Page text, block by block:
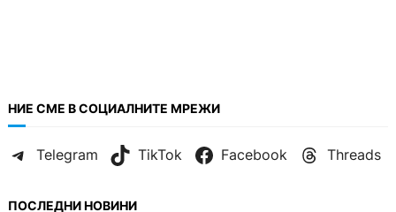
НИЕ СМЕ В СОЦИАЛНИТЕ МРЕЖИ
Telegram TikTok Facebook Threads
ПОСЛЕДНИ НОВИНИ